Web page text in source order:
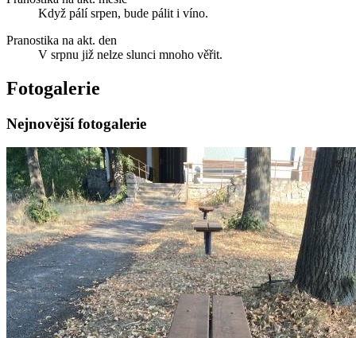
Když pálí srpen, bude pálit i víno.
Pranostika na akt. den
V srpnu již nelze slunci mnoho věřit.
Fotogalerie
Nejnovější fotogalerie